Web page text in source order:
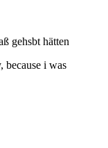
gehsbt hätten
because i was